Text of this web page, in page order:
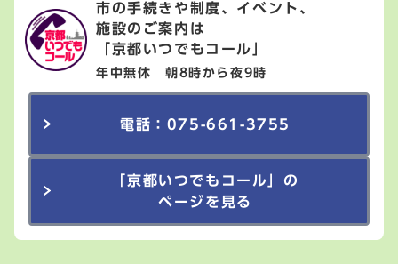
市の手続きや制度、イベント、
施設のご案内は
「京都いつでもコール」
年中無休 朝8時から夜9時
電話：075-661-3755
「京都いつでもコール」の
ページを見る